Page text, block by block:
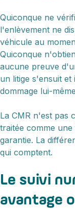
Quiconque ne
l'enlèvement ne
véhicule au
Quiconque
aucune preuve
un litige s'ensuit
dommage lui-
La CMR n'est pas
traitée comme
garantie. La
qui comptent.
Le suivi
avantage